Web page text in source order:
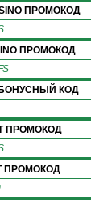
ПРОМОКОД
ПРОМОКОД
БОНУСНЫЙ КОД
ПРОМОКОД
ПРОМОКОД